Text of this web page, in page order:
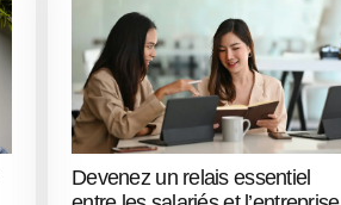
Devenez un relais essentiel